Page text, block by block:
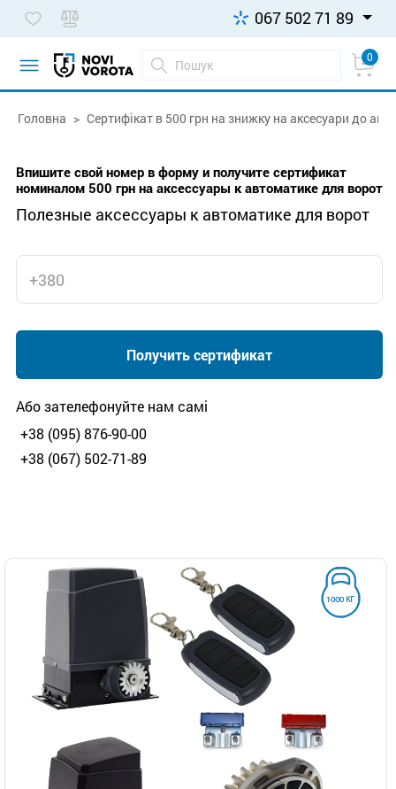
067 502 71 89
0
Головна Сертифікат в 500 грн на знижку на аксесуари до
Впишите свой номер в форму и получите сертификат
номиналом 500 грн на аксессуары к автоматике для ворот
Полезные аксессуары к автоматике для ворот
Або зателефонуйте нам самі
+38 (095) 876-90-00
+38 (067) 502-71-89
Получить сертификат